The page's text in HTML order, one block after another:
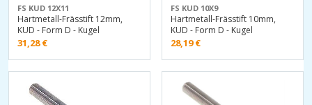
FS KUD 12X11
Hartmetall-Frässtift 12mm,
KUD - Form D - Kugel
31,28€
FS KUD 10X9
Hartmetall-Frässtift 10mm,
KUD - Form D - Kugel
28,19€